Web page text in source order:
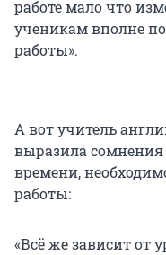
работе мало что
ученикам вполне
работы».
А вот учитель
выразила сомнения
времени,
работы:
«Всё же зависит от